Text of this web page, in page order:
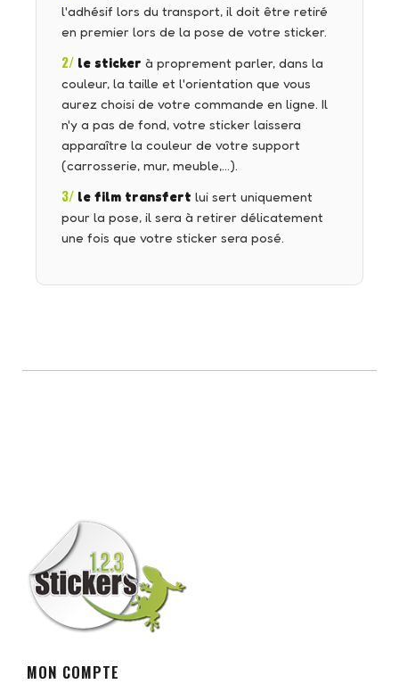
l'adhésif lors du transport, il doit être retiré
en premier lors de la pose de votre sticker.
2/ le sticker à proprement parler, dans la
couleur, la taille et l'orientation que vous
aurez choisi de votre commande en ligne. Il
n'y a pas de fond, votre sticker laissera
apparaître la couleur de votre support
(carrosserie, mur, meuble,…).
3/ le film transfert lui sert uniquement
pour la pose, il sera à retirer délicatement
une fois que votre sticker sera posé.
MON COMPTE